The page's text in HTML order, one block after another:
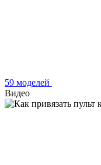
59 моделей
Видео